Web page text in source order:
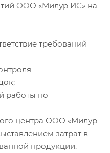
ООО «Милур ИС» на
требований
работы по
центра ООО «Милур
затрат в
продукции.